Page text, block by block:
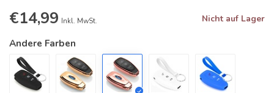
€14,99 Inkl. MwSt. Nicht auf Lager
Andere Farben